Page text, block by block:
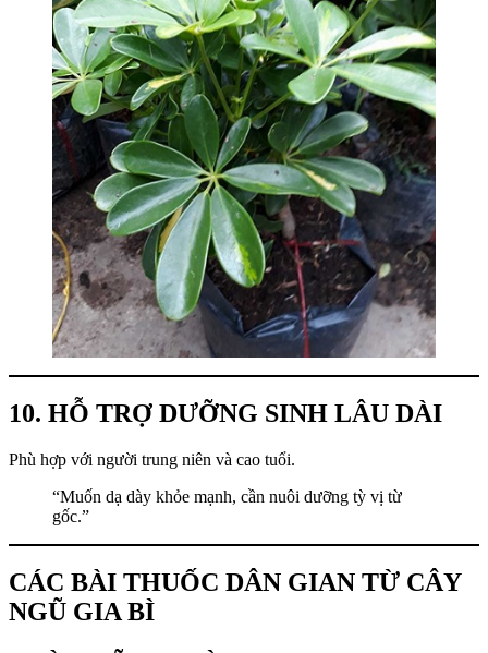
10. HỖ TRỢ DƯỠNG SINH LÂU DÀI
Phù hợp với người trung niên và cao tuổi.
“Muốn dạ dày khỏe mạnh, cần nuôi dưỡng tỳ vị từ
gốc.”
CÁC BÀI THUỐC DÂN GIAN TỪ CÂY
NGŨ GIA BÌ